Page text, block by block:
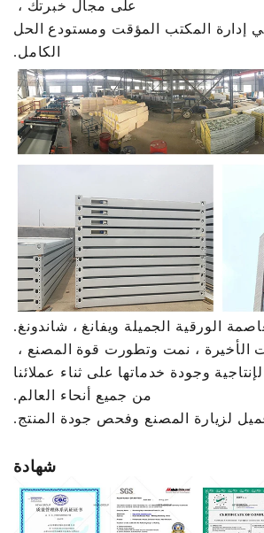
على مجال خبرتك ،
إدارة المكتب المؤقت ومستودع الحل
الكامل.
الورقية الجميلة ويفانغ ، شاندونغ.
الأخيرة ، نمت وتطورت قوة المصنع ،
وجودة خدماتها على ثناء عملائنا
من جميع أنحاء العالم.
لزيارة المصنع وفحص جودة المنتج.
شهادة